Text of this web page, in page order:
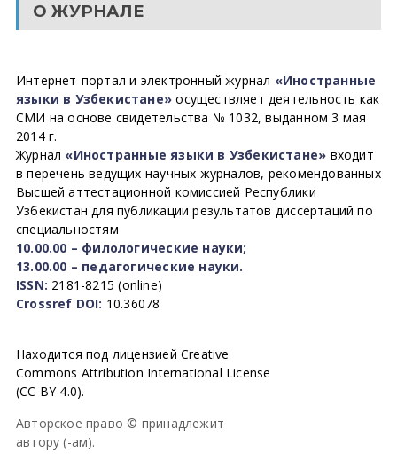
О ЖУРНАЛЕ
Интернет-портал и электронный журнал «Иностранные
языки в Узбекистане» осуществляет деятельность как
СМИ на основе свидетельства № 1032, выданном 3 мая
2014 г.
Журнал «Иностранные языки в Узбекистане» входит
в перечень ведущих научных журналов, рекомендованных
Высшей аттестационной комиссией Республики
Узбекистан для публикации результатов диссертаций по
специальностям
10.00.00 – филологические науки;
13.00.00 – педагогические науки.
ISSN: 2181-8215 (online)
Crossref DOI: 10.36078
Находится под лицензией Creative
Commons Attribution International License
(CC BY 4.0).
Авторское право © принадлежит
автору (-ам).